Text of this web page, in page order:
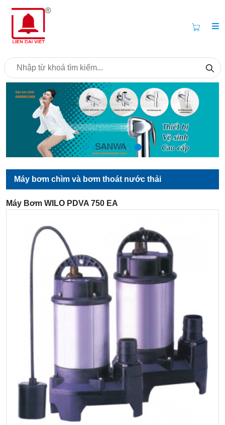
Máy bơm chìm và bơm thoát nước thải
Máy Bơm WILO PDVA 750 EA